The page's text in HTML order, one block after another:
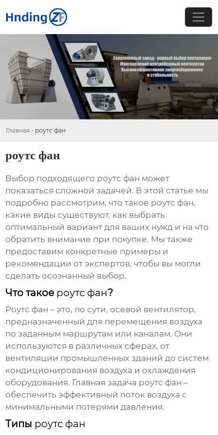
Главная - роутс фан
роутс фан
Выбор подходящего роутс фан может
показаться сложной задачей. В этой статье мы
подробно рассмотрим, что такое роутс фан,
какие виды существуют, как выбрать
оптимальный вариант для ваших нужд и на что
обратить внимание при покупке. Мы также
предоставим конкретные примеры и
рекомендации от экспертов, чтобы вы могли
сделать осознанный выбор.
Что такое роутс фан?
Роутс фан – это, по сути, осевой вентилятор,
предназначенный для перемещения воздуха
по заданным маршрутам или каналам. Они
используются в различных сферах, от
вентиляции промышленных зданий до систем
кондиционирования воздуха и охлаждения
оборудования. Главная задача роутс фан –
обеспечить эффективный поток воздуха с
минимальными потерями давления.
Типы роутс фан